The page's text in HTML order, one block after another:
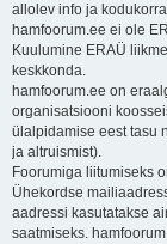
allolev info ja
hamfoorum.ee ei ole
Kuulumine ERAÜ
keskkonda.
hamfoorum.ee on
organisatsiooni
ülalpidamise eest tasu
ja altruismist).
Foorumiga liitumiseks
Ühekordse
aadressi kasutatakse
saatmiseks.